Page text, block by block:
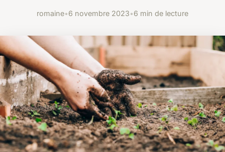
romaine•6 novembre 2023•6 min de lecture